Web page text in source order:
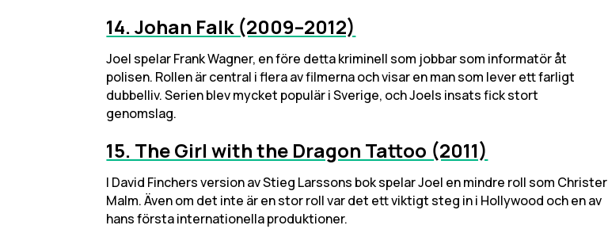
14. Johan Falk (2009–2012)
Joel spelar Frank Wagner, en före detta kriminell som jobbar som informatör åt
polisen. Rollen är central i flera av filmerna och visar en man som lever ett farligt
dubbelliv. Serien blev mycket populär i Sverige, och Joels insats fick stort
genomslag.
15. The Girl with the Dragon Tattoo (2011)
I David Finchers version av Stieg Larssons bok spelar Joel en mindre roll som Christer
Malm. Även om det inte är en stor roll var det ett viktigt steg in i Hollywood och en av
hans första internationella produktioner.